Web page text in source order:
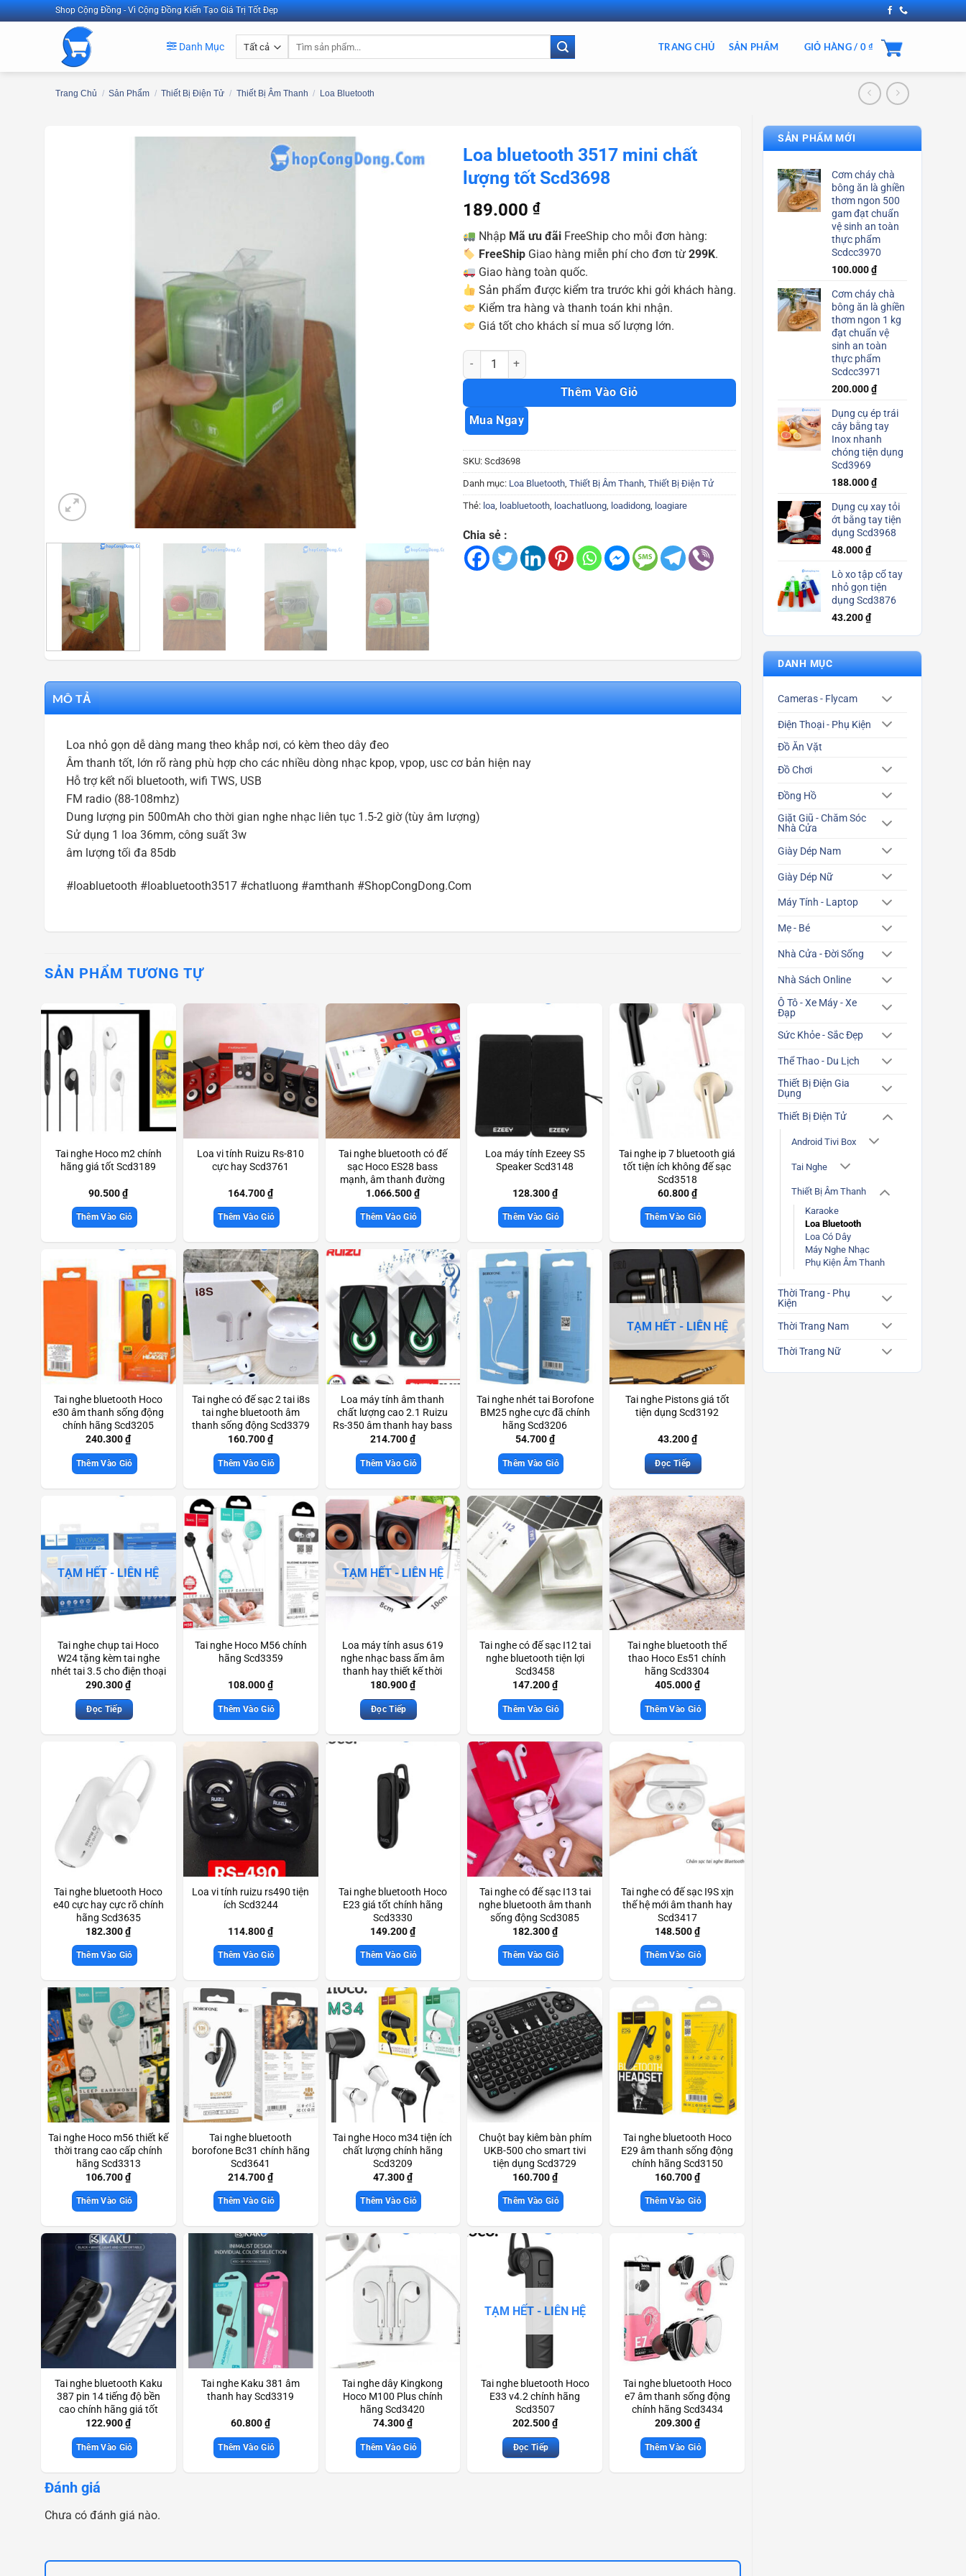
Bỏ
qua
Shop Cộng Đồng - Vì Cộng Đồng Kiến Tạo Giá Trị Tốt Đẹp
Danh Mục TRANG CHỦ SẢN PHẨM GIỎ HÀNG / 0₫
Trang Chủ / Sản Phẩm / Thiết Bị Điện Tử / Thiết Bị Âm Thanh / Loa Bluetooth
SẢN PHẨM MỚI
Cơm cháy chà
bông ăn là ghiền
thơm ngon 500
gam đạt chuẩn
vệ sinh an toàn
thực phẩm
Scdcc3970
100.000₫
Cơm cháy chà
bông ăn là ghiền
thơm ngon 1 kg
đạt chuẩn vệ
sinh an toàn
thực phẩm
Scdcc3971
200.000₫
Dụng cụ ép trái
cây bằng tay
Inox nhanh
chóng tiện dụng
Scd3969
188.000₫
Dụng cụ xay tỏi
ớt bằng tay tiện
dụng Scd3968
48.000₫
Lò xo tập cổ tay
nhỏ gọn tiện
dụng Scd3876
43.200₫
DANH MỤC
Cameras - Flycam
Điện Thoại - Phụ Kiện
Đồ Ăn Vặt
Đồ Chơi
Đồng Hồ
Giặt Giũ - Chăm Sóc
Nhà Cửa
Giày Dép Nam
Giày Dép Nữ
Máy Tính - Laptop
Mẹ - Bé
Nhà Cửa - Đời Sống
Nhà Sách Online
Ô Tô - Xe Máy - Xe
Đạp
Sức Khỏe - Sắc Đẹp
Thể Thao - Du Lịch
Thiết Bị Điện Gia
Dụng
Thiết Bị Điện Tử
Android Tivi Box
Tai Nghe
Thiết Bị Âm Thanh
Karaoke
Loa Bluetooth
Loa Có Dây
Máy Nghe Nhạc
Phụ Kiện Âm Thanh
Thời Trang - Phụ
Kiện
Thời Trang Nam
Thời Trang Nữ
Loa bluetooth 3517 mini chất
lượng tốt Scd3698
189.000 ₫
Nhập Mã ưu đãiFreeShip cho mỗi đơn hàng:
FreeShipGiao hàng miễn phí cho đơn từ 299K.
Giao hàng toàn quốc.
Sản phẩm được kiểm tra trước khi gởi khách hàng.
Kiểm tra hàng và thanh toán khi nhận.
Giá tốt cho khách sỉ mua số lượng lớn.
Loa bluetooth 3517 mini chất lượng tốt Scd3698 số lượng
Thêm Vào Giỏ
Mua Ngay
SKU: Scd3698
Danh mục: Loa Bluetooth, Thiết Bị Âm Thanh, Thiết Bị Điện Tử
Thẻ: loa, loabluetooth, loachatluong, loadidong, loagiare
Chia sẻ :
MÔ TẢ
Loa nhỏ gọn dễ dàng mang theo khắp nơi, có kèm theo dây đeo
Âm thanh tốt, lớn rõ ràng phù hợp cho các nhiều dòng nhạc kpop, vpop, usc cơ bản hiện nay
Hỗ trợ kết nối bluetooth, wifi TWS, USB
FM radio (88-108mhz)
Dung lượng pin 500mAh cho thời gian nghe nhạc liên tục 1.5-2 giờ (tùy âm lượng)
Sử dụng 1 loa 36mm, công suất 3w
âm lượng tối đa 85db
#loabluetooth #loabluetooth3517 #chatluong #amthanh #ShopCongDong.Com
SẢN PHẨM TƯƠNG TỰ
Tai nghe Hoco m2 chính
hãng giá tốt Scd3189
90.500₫
Thêm Vào Giỏ
Loa vi tính Ruizu Rs-810
cực hay Scd3761
164.700₫
Thêm Vào Giỏ
Tai nghe bluetooth có đế
sạc Hoco ES28 bass
mạnh, âm thanh đường
truyền rõ nét chính hãng
Scd3833
1.066.500₫
Thêm Vào Giỏ
Loa máy tính Ezeey S5
Speaker Scd3148
128.300₫
Thêm Vào Giỏ
Tai nghe ip 7 bluetooth giá
tốt tiện ích không đế sạc
Scd3518
60.800₫
Thêm Vào Giỏ
Tai nghe bluetooth Hoco
e30 âm thanh sống động
chính hãng Scd3205
240.300₫
Thêm Vào Giỏ
Tai nghe có đế sạc 2 tai i8s
tai nghe bluetooth âm
thanh sống động Scd3379
160.700₫
Thêm Vào Giỏ
Loa máy tính âm thanh
chất lượng cao 2.1 Ruizu
Rs-350 âm thanh hay bass
mạnh Scd3436
214.700₫
Thêm Vào Giỏ
Tai nghe nhét tai Borofone
BM25 nghe cực đã chính
hãng Scd3206
54.700₫
Thêm Vào Giỏ
TẠM HẾT - LIÊN HỆ
Tai nghe Pistons giá tốt
tiện dụng Scd3192
43.200₫
Đọc Tiếp
TẠM HẾT - LIÊN HỆ
Tai nghe chụp tai Hoco
W24 tặng kèm tai nghe
nhét tai 3.5 cho điện thoại
máy tính Scd3459
290.300₫
Đọc Tiếp
Tai nghe Hoco M56 chính
hãng Scd3359
108.000₫
Thêm Vào Giỏ
TẠM HẾT - LIÊN HỆ
Loa máy tính asus 619
nghe nhạc bass ấm âm
thanh hay thiết kế thời
trang treble hay Scd3830
180.900₫
Đọc Tiếp
Tai nghe có đế sạc I12 tai
nghe bluetooth tiện lợi
Scd3458
147.200₫
Thêm Vào Giỏ
Tai nghe bluetooth thể
thao Hoco Es51 chính
hãng Scd3304
405.000₫
Thêm Vào Giỏ
Tai nghe bluetooth Hoco
e40 cực hay cực rõ chính
hãng Scd3635
182.300₫
Thêm Vào Giỏ
Loa vi tính ruizu rs490 tiện
ích Scd3244
114.800₫
Thêm Vào Giỏ
Tai nghe bluetooth Hoco
E23 giá tốt chính hãng
Scd3330
149.200₫
Thêm Vào Giỏ
Tai nghe có đế sạc I13 tai
nghe bluetooth âm thanh
sống động Scd3085
182.300₫
Thêm Vào Giỏ
Tai nghe có đế sạc I9S xịn
thế hệ mới âm thanh hay
Scd3417
148.500₫
Thêm Vào Giỏ
Tai nghe Hoco m56 thiết kế
thời trang cao cấp chính
hãng Scd3313
106.700₫
Thêm Vào Giỏ
Tai nghe bluetooth
borofone Bc31 chính hãng
Scd3641
214.700₫
Thêm Vào Giỏ
Tai nghe Hoco m34 tiện ích
chất lượng chính hãng
Scd3209
47.300₫
Thêm Vào Giỏ
Chuột bay kiêm bàn phím
UKB-500 cho smart tivi
tiện dụng Scd3729
160.700₫
Thêm Vào Giỏ
Tai nghe bluetooth Hoco
E29 âm thanh sống động
chính hãng Scd3150
160.700₫
Thêm Vào Giỏ
Tai nghe bluetooth Kaku
387 pin 14 tiếng độ bền
cao chính hãng giá tốt
Scd3748
122.900₫
Thêm Vào Giỏ
Tai nghe Kaku 381 âm
thanh hay Scd3319
60.800₫
Thêm Vào Giỏ
Tai nghe dây Kingkong
Hoco M100 Plus chính
hãng Scd3420
74.300₫
Thêm Vào Giỏ
TẠM HẾT - LIÊN HỆ
Tai nghe bluetooth Hoco
E33 v4.2 chính hãng
Scd3507
202.500₫
Đọc Tiếp
Tai nghe bluetooth Hoco
e7 âm thanh sống động
chính hãng Scd3434
209.300₫
Thêm Vào Giỏ
Đánh giá
Chưa có đánh giá nào.